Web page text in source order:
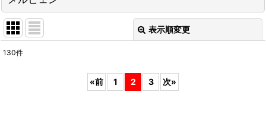
表示順変更
130件
«前 1 2 3 次»